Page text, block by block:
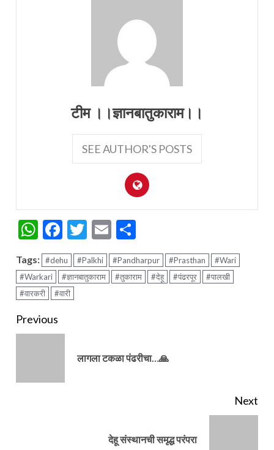
टीम ।।ज्ञानबातुकाराम।।
SEE AUTHOR'S POSTS
WhatsApp
Facebook
Twitter
Email
Tags: #dehu #Palkhi #Pandharpur #Prasthan
#Wari
#Warkari
#ज्ञानबातुकाराम #तुकाराम #देहू #पंढरपूर
#पालखी
#वारकरी
#वारी
Continue
Previous
लागला टकळा पंढरीचा…🙏
Next
देहू संस्थानची समृद्ध परंपरा